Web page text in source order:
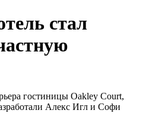
стал
гостиницы Oakley Court,
Алекс Игл и Софи